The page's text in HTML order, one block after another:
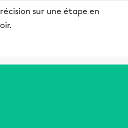
sur une étape en